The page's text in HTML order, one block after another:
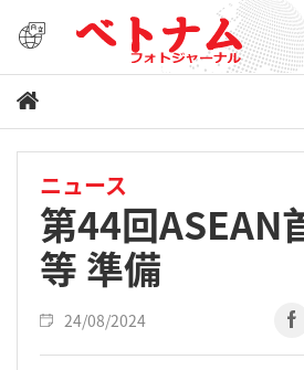
ニュース
第44回ASEAN
等 準備
24/08/2024